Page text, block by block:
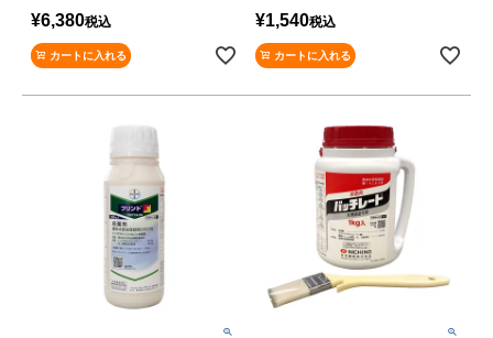
¥6,380税込
カートに入れる
¥1,540税込
カートに入れる